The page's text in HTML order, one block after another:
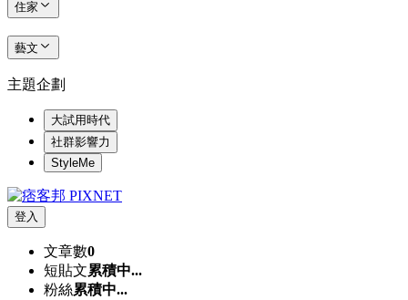
住家
藝文
主題企劃
大試用時代
社群影響力
StyleMe
登入
文章數0
短貼文累積中...
粉絲累積中...